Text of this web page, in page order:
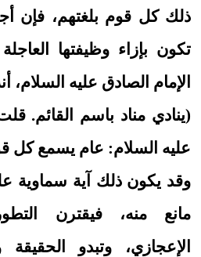
ذلك كل قوم بلغتهم، فإن
تكون بإزاء وظيفتها
الإمام الصادق عليه السلام،
(ينادي مناد باسم القائم.
عليه السلام: عام يسمع كل
وقد يكون ذلك آية سماوية
مانع منه، فيقترن
الإعجازي، وتبدو